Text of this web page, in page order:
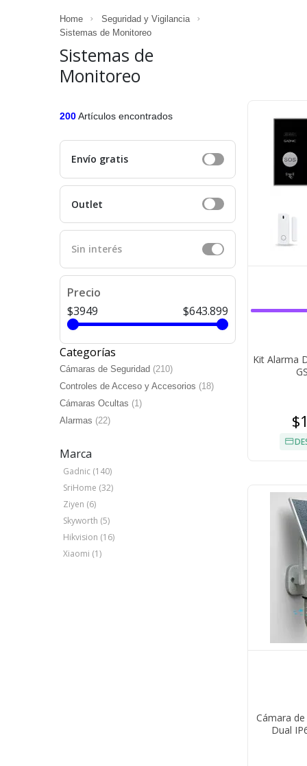
Home
Seguridad y Vigilancia
Sistemas de Monitoreo
Sistemas de
Monitoreo
200Artículos encontrados
Envío gratis
Outlet
Sin interés
Precio
$3949
$643.899
Categorías
Cámaras de Seguridad (210)
Controles de Acceso y Accesorios (18)
Cámaras Ocultas (1)
Alarmas (22)
Marca
Gadnic (140)
SriHome (32)
Ziyen (6)
Skyworth (5)
Hikvision (16)
Xiaomi (1)
Kit Alarma
Cámara
Dual